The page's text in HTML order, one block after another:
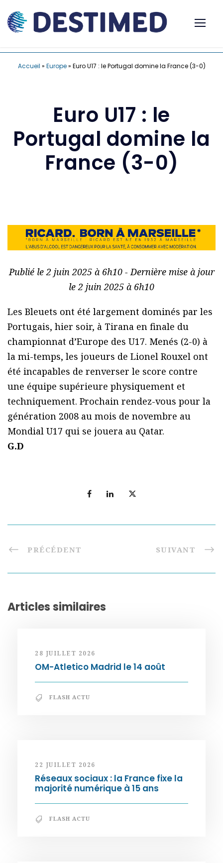
Accueil » Europe» Euro U17 : le Portugal domine la France (3-0)
Euro U17 : le
Portugal domine la
France (3-0)
Publié le 2 juin 2025 à 6h10 - Dernière mise à jour
le 2 juin 2025 à 6h10
Les Bleuets ont été largement dominés par les
Portugais, hier soir, à Tirana en finale du
championnat d’Europe des U17. Menés (2-0) à
la mi-temps, les joueurs de Lionel Rouxel ont
été incapables de renverser le score contre
une équipe supérieure physiquement et
techniquement. Prochain rendez-vous pour la
génération 2008 au mois de novembre au
Mondial U17 qui se jouera au Qatar.
G.D
PRÉCÉDENT SUIVANT
Articles similaires
28 JUILLET 2026
OM-Atletico Madrid le 14 août
FLASH ACTU
22 JUILLET 2026
Réseaux sociaux : la France fixe la
majorité numérique à 15 ans
FLASH ACTU